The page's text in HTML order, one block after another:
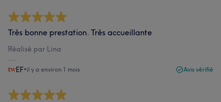
Très bonne prestation. Très accueillante
Réalisé par Lina
EF•il y a environ 1 mois Avis vérifié